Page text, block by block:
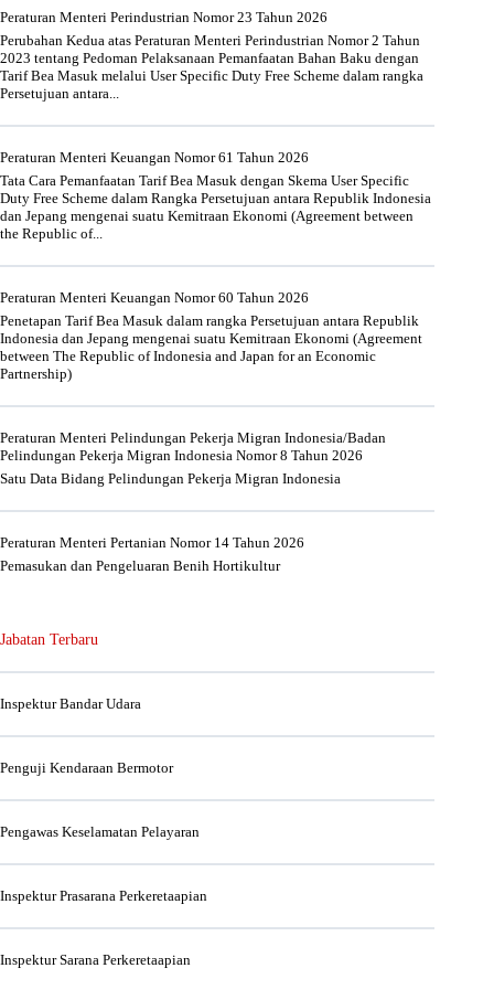
Peraturan Menteri Perindustrian Nomor 23 Tahun 2026
Perubahan Kedua atas Peraturan Menteri Perindustrian Nomor 2 Tahun
2023 tentang Pedoman Pelaksanaan Pemanfaatan Bahan Baku dengan
Tarif Bea Masuk melalui User Specific Duty Free Scheme dalam rangka
Persetujuan antara...
Peraturan Menteri Keuangan Nomor 61 Tahun 2026
Tata Cara Pemanfaatan Tarif Bea Masuk dengan Skema User Specific
Duty Free Scheme dalam Rangka Persetujuan antara Republik Indonesia
dan Jepang mengenai suatu Kemitraan Ekonomi (Agreement between
the Republic of...
Peraturan Menteri Keuangan Nomor 60 Tahun 2026
Penetapan Tarif Bea Masuk dalam rangka Persetujuan antara Republik
Indonesia dan Jepang mengenai suatu Kemitraan Ekonomi (Agreement
between The Republic of Indonesia and Japan for an Economic
Partnership)
Peraturan Menteri Pelindungan Pekerja Migran Indonesia/Badan
Pelindungan Pekerja Migran Indonesia Nomor 8 Tahun 2026
Satu Data Bidang Pelindungan Pekerja Migran Indonesia
Peraturan Menteri Pertanian Nomor 14 Tahun 2026
Pemasukan dan Pengeluaran Benih Hortikultur
Jabatan Terbaru
Inspektur Bandar Udara
Penguji Kendaraan Bermotor
Pengawas Keselamatan Pelayaran
Inspektur Prasarana Perkeretaapian
Inspektur Sarana Perkeretaapian